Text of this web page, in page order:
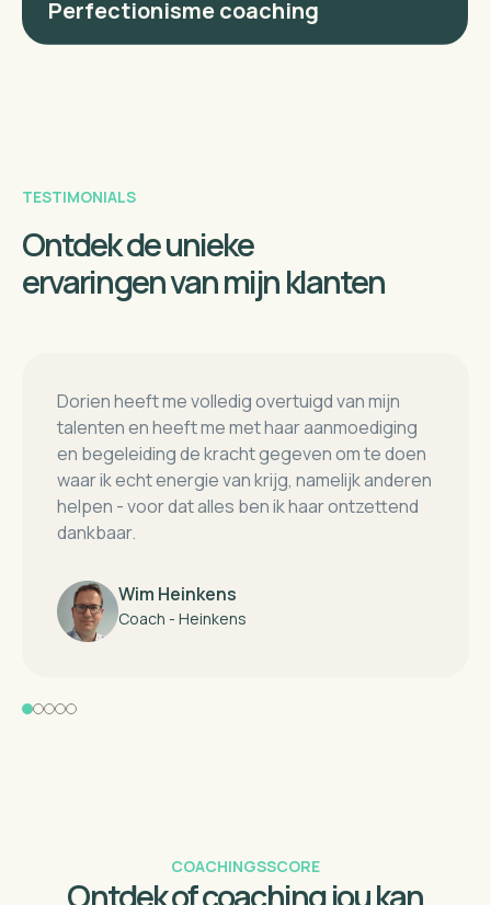
Perfectionisme coaching
TESTIMONIALS
Ontdek de unieke
ervaringen van mijn klanten
Dorien heeft me volledig overtuigd van mijn
talenten en heeft me met haar aanmoediging
en begeleiding de kracht gegeven om te doen
waar ik echt energie van krijg, namelijk anderen
helpen - voor dat alles ben ik haar ontzettend
dankbaar.
Wim Heinkens
Coach - Heinkens
COACHINGSSCORE